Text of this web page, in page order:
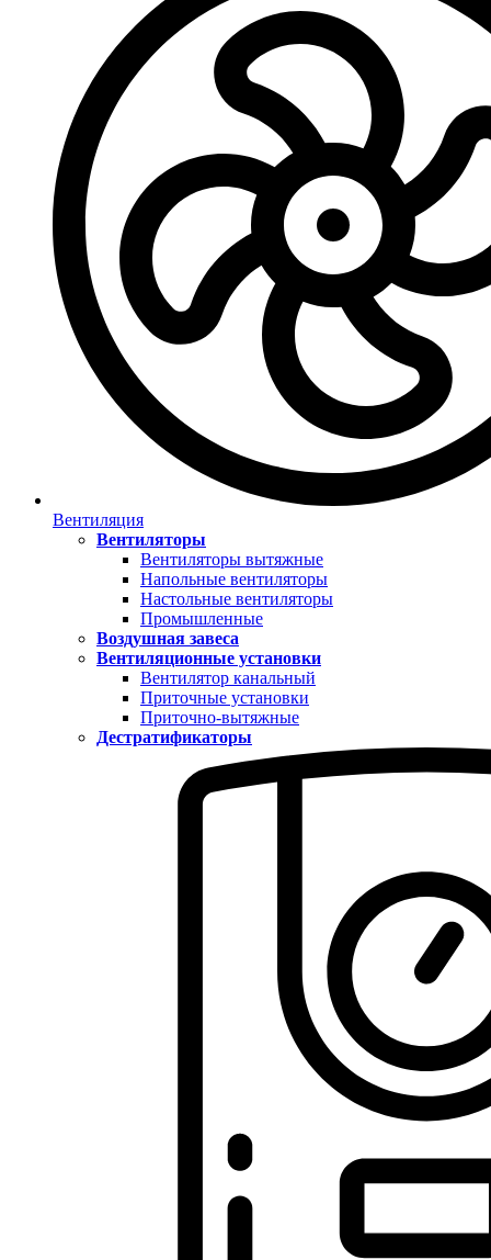
Вентиляция
Вентиляторы
Вентиляторы вытяжные
Напольные вентиляторы
Настольные вентиляторы
Промышленные
Воздушная завеса
Вентиляционные установки
Вентилятор канальный
Приточные установки
Приточно-вытяжные
Дестратификаторы